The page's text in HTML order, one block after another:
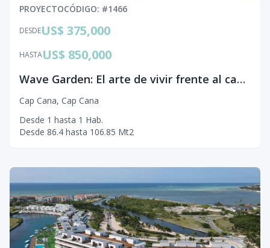
PROYECTOCÓDIGO: #1466
DESDEUS$ 375,000
HASTAUS$ 850,000
Wave Garden: El arte de vivir frente al campo de golf en Cap Cana
Cap Cana, Cap Cana
Desde 1 hasta 1 Hab.
Desde 86.4 hasta 106.85 Mt2